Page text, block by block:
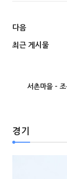
다음
최근 게시물
서촌마을 –
경기